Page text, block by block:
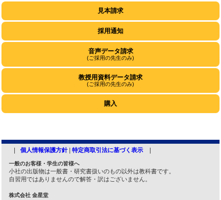
見本請求
採用通知
音声データ請求
(ご採用の先生のみ)
教授用資料データ請求
(ご採用の先生のみ)
購入
個人情報保護方針| 特定商取引法に基づく表示
一般のお客様・学生の皆様へ
小社の出版物は一般書・研究書扱いのもの以外は教科書です。
自習用ではありませんので解答・訳はございません。
株式会社 金星堂